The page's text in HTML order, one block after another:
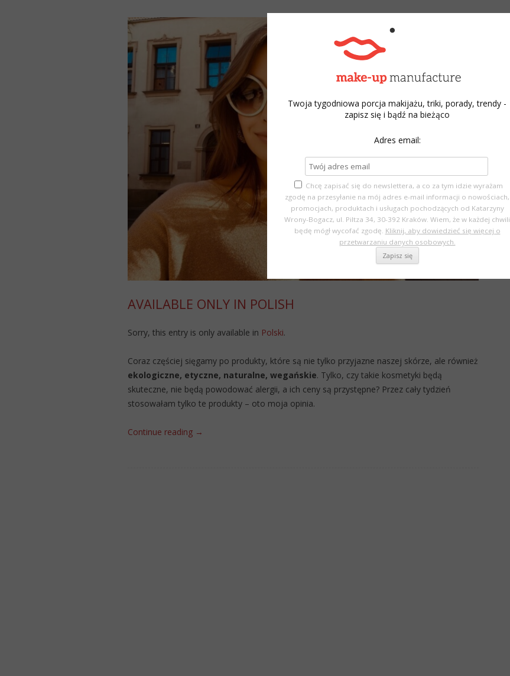
AVAILABLE ONLY IN POLISH
Sorry, this entry is only available in Polski.
Coraz częściej sięgamy po produkty, które są nie tylko przyjazne naszej skórze, ale również
ekologiczne, etyczne, naturalne, wegańskie. Tylko, czy takie kosmetyki będą
skuteczne, nie będą powodować alergii, a ich ceny są przystępne? Przez cały tydzień
stosowałam tylko te produkty – oto moja opinia.
Continue reading →
Twoja tygodniowa porcja makijażu, triki, porady, trendy -
zapisz się i bądź na bieżąco
Adres email:
Chcę zapisać się do newslettera, a co za tym idzie wyrażam
zgodę na przesyłanie na mój adres e-mail informacji o nowościach,
promocjach, produktach i usługach pochodzących od Katarzyny
Wrony-Bogacz, ul. Piltza 34, 30-392 Kraków. Wiem, że w każdej chwili
będę mógł wycofać zgodę. Kliknij, aby dowiedzieć się więcej o
przetwarzaniu danych osobowych.